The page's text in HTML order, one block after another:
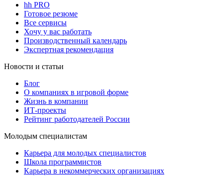
hh PRO
Готовое резюме
Все сервисы
Хочу у вас работать
Производственный календарь
Экспертная рекомендация
Новости и статьи
Блог
О компаниях в игровой форме
Жизнь в компании
ИТ-проекты
Рейтинг работодателей России
Молодым специалистам
Карьера для молодых специалистов
Школа программистов
Карьера в некоммерческих организациях